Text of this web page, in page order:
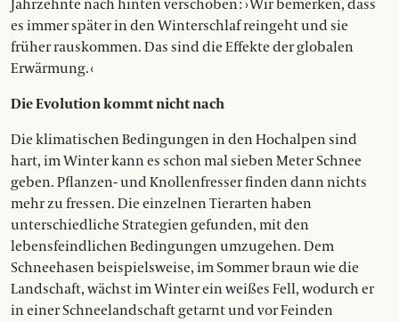
Jahrzehnte nach hinten verschoben : › Wir bemerken, dass
es immer später in den Winterschlaf reingeht und sie
früher rauskommen. Das sind die Effekte der globalen
Erwärmung. ‹
Die Evolution kommt nicht nach
Die klimatischen Bedingungen in den Hochalpen sind
hart, im Winter kann es schon mal sieben Meter Schnee
geben. Pflanzen- und Knollenfresser finden dann nichts
mehr zu fressen. Die einzelnen Tierarten haben
unterschiedliche Strategien gefunden, mit den
lebensfeindlichen Bedingungen umzugehen. Dem
Schneehasen beispielsweise, im Sommer braun wie die
Landschaft, wächst im Winter ein weißes Fell, wodurch er
in einer Schneelandschaft getarnt und vor Feinden